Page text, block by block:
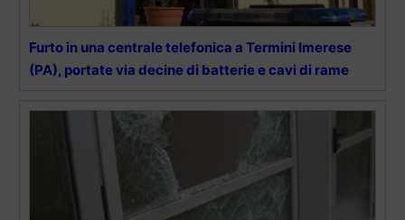
Furto in una centrale telefonica a Termini Imerese
(PA), portate via decine di batterie e cavi di rame